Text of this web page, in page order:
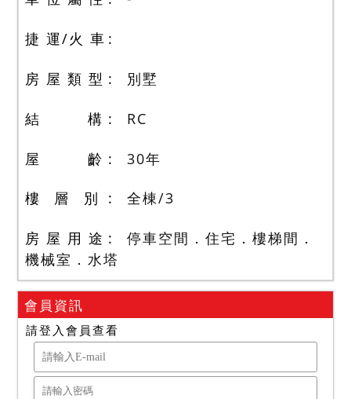
捷 運/火 車
房 屋 類 型 別墅
結 構 RC
屋 齡 30年
樓 層 別 全棟/3
房 屋 用 途
停車空間．住宅．樓梯間．
機械室．水塔
會員資訊
請登入會員查看